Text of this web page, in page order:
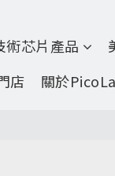
術芯片產品
店
關於